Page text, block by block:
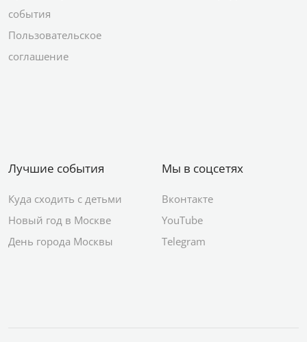
события
Пользовательское
соглашение
Лучшие события
Куда сходить с детьми
Новый год в Москве
День города Москвы
Мы в соцсетях
Вконтакте
YouTube
Telegram